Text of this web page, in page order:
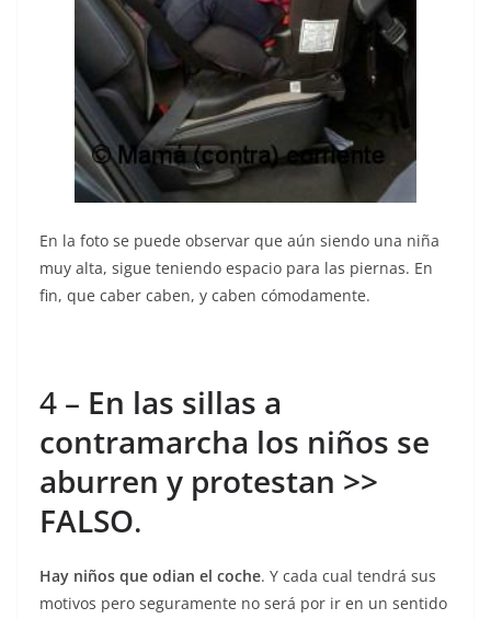
En la foto se puede observar que aún siendo una niña
muy alta, sigue teniendo espacio para las piernas. En
fin, que caber caben, y caben cómodamente.
4 – En las sillas a
contramarcha los niños se
aburren y protestan >>
FALSO.
Hay niños que odian el coche. Y cada cual tendrá sus
motivos pero seguramente no será por ir en un sentido